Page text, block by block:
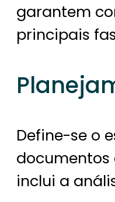
garantem
principais
Define-se o
documentos
inclui a